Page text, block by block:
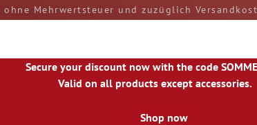
Mehrwertsteuer und zuzüglich
Zölle sind bei Erhalt der Ware von Ihnen zu
Secure your discount now with the code
Valid on all products except accessories.
Shop now